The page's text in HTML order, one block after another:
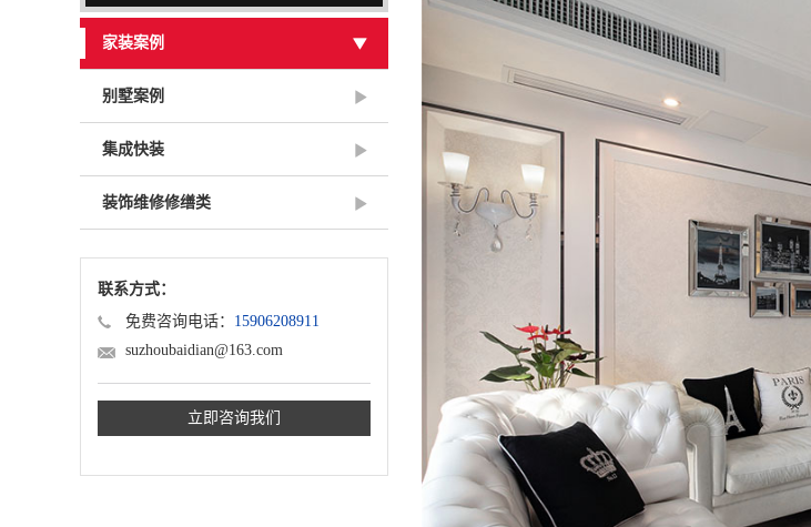
家装案例
别墅案例
集成快装
装饰维修修缮类
联系方式：
免费咨询电话： 15906208911
suzhoubaidian@163.com
立即咨询我们